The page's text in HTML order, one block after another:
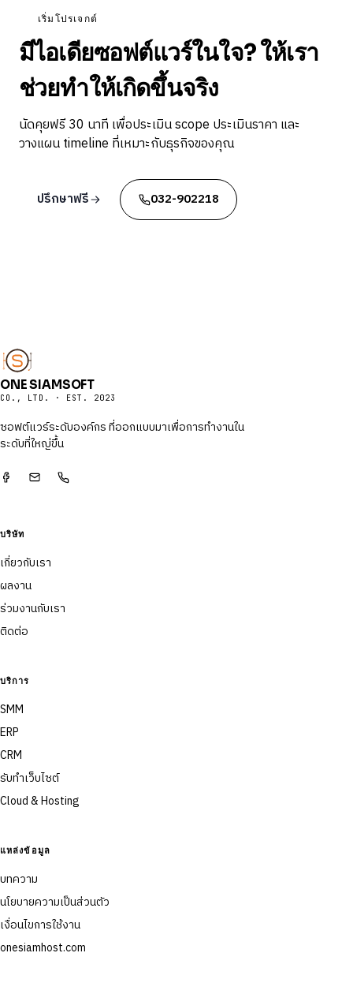
เริ่มโปรเจกต์
มีไอเดียซอฟต์แวร์ในใจ? ให้เรา
ช่วยทำให้เกิดขึ้นจริง
นัดคุยฟรี 30 นาที เพื่อประเมิน scope ประเมินราคา และ
วางแผน timeline ที่เหมาะกับธุรกิจของคุณ
ปรึกษาฟรี 032-902218
ONE SIAMSOFT
CO., LTD. · EST. 2023
ซอฟต์แวร์ระดับองค์กร ที่ออกแบบมาเพื่อการทำงานใน
ระดับที่ใหญ่ขึ้น
บริษัท
เกี่ยวกับเรา
ผลงาน
ร่วมงานกับเรา
ติดต่อ
บริการ
SMM
ERP
CRM
รับทำเว็บไซต์
Cloud & Hosting
แหล่งข้อมูล
บทความ
นโยบายความเป็นส่วนตัว
เงื่อนไขการใช้งาน
onesiamhost.com